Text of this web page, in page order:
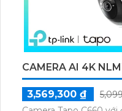
CAMERA AI 4K
3,569,300 ₫